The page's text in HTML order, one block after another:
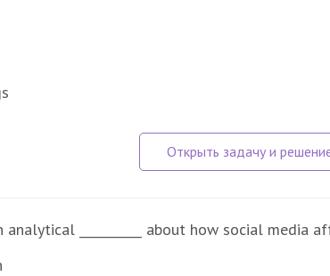
analytical __________ about how social media